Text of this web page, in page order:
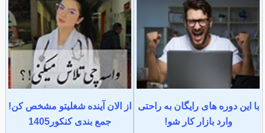
با این دوره های رایگان به راحتی
وارد بازار کار شو!
از الان آینده شغلیتو مشخص کن!
جمع بندی کنکور1405